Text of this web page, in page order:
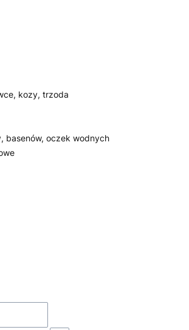
kozy, trzoda
basenów, oczek wodnych